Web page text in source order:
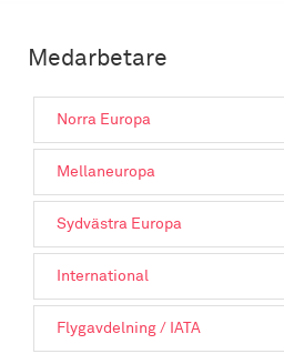
Medarbetare
Norra Europa
Mellaneuropa
Sydvästra Europa
International
Flygavdelning / IATA